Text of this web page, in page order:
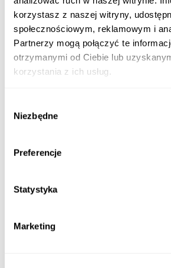
korzystasz z naszej witryny,
społecznościowym, reklamowym i
Partnerzy mogą połączyć te
otrzymanymi od Ciebie lub
korzystania z ich usług.
zgody
Niezbędne
Preferencje
Statystyka
Marketing
In più, chi lo riceverà non dovrà
trasporto né del montaggio. Scelta
consegna, un'equipe verrà al posto